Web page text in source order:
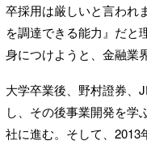
卒採用は厳しいと言われ
を調達できる能力』だと
身につけようと、金融業
大学卒業後、野村證券、
し、その後事業開発を学
社に進む。そして、2013